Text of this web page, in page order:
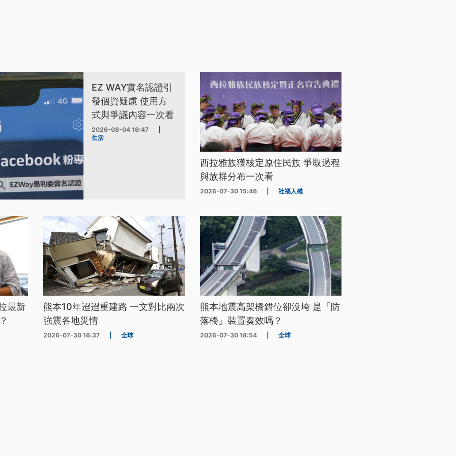
EZ WAY實名認證引
發個資疑慮 使用方
式與爭議內容一次看
2026-08-04 16:47
生活
西拉雅族獲核定原住民族 爭取過程
與族群分布一次看
2026-07-30 15:46 社福人權
最新
熊本10年迢迢重建路 一文對比兩次
強震各地災情
2026-07-30 16:37 全球
熊本地震高架橋錯位卻沒垮 是「防
落橋」裝置奏效嗎？
2026-07-30 18:54 全球